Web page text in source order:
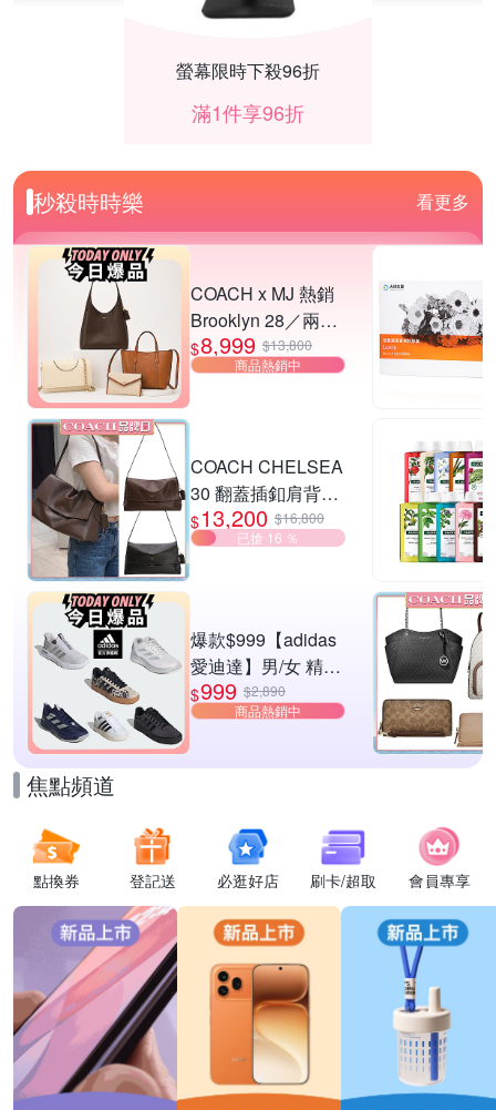
螢幕限時下殺96折
滿1件享96折
滿1件折$200
秒殺時時樂 看更多
COACH x MJ 熱銷
Brooklyn 28／兩用
／斜背包均一價-多
款可選
$8,999 $13,800
商品熱銷中
COACH CHELSEA
30 翻蓋插釦肩背包
兩色供選
$13,200 $16,800
已搶 16 ％
爆款$999【adidas
愛迪達】男/女 精選
運動鞋休閒鞋 任選
均一價
$999 $2,890
商品熱銷中
焦點頻道
點換券 登記送 必逛好店 刷卡/超取 會員專享